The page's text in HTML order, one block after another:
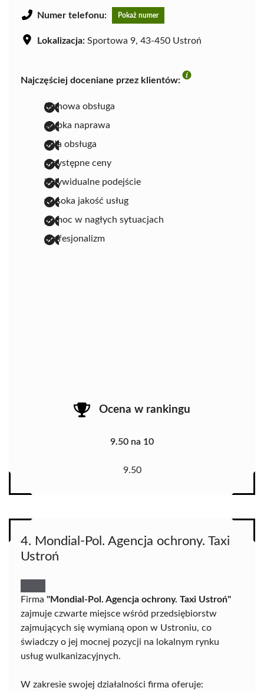
Numer telefonu: Pokaż numer
Lokalizacja: Sportowa 9, 43-450 Ustroń
Najczęściej doceniane przez klientów:
fachowa obsługa
szybka naprawa
miła obsługa
przystępne ceny
indywidualne podejście
wysoka jakość usług
pomoc w nagłych sytuacjach
profesjonalizm
Ocena w rankingu
9.50 na 10
9.50
4. Mondial-Pol. Agencja ochrony. Taxi
Ustroń
Firma "Mondial-Pol. Agencja ochrony. Taxi Ustroń"
zajmuje czwarte miejsce wśród przedsiębiorstw
zajmujących się wymianą opon w Ustroniu, co
świadczy o jej mocnej pozycji na lokalnym rynku
usług wulkanizacyjnych.
W zakresie swojej działalności firma oferuje: